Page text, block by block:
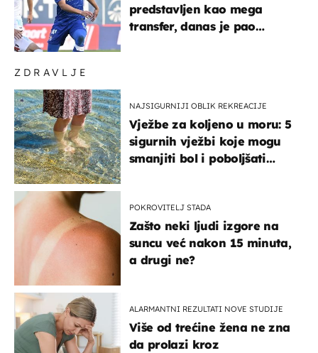
ZDRAVLJE
NAJSIGURNIJI OBLIK REKREACIJE
Vježbe za koljeno u moru: 5
sigurnih vježbi koje mogu
smanjiti bol i poboljšati
POKROVITELJ STADA
Zašto neki ljudi izgore na
suncu već nakon 15 minuta,
a drugi ne?
ALARMANTNI REZULTATI NOVE STUDIJE
Više od trećine žena ne zna
da prolazi kroz
predstavljen kao mega
transfer, danas je pao